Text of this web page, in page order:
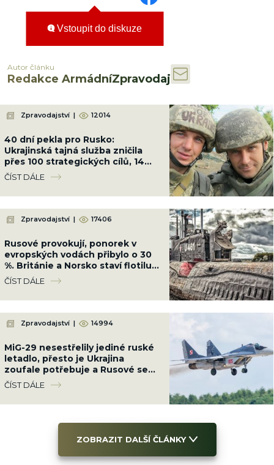
Vstoupit do diskuze
Autor článku
Redakce ArmádníZpravodaj
Zpravodajství | 12014
40 dní pekla pro Rusko:
Ukrajinská tajná služba zničila
přes 100 strategických cílů, 14
rafinerií a vyřadila 5 000
okupantů
ČÍST DÁLE
Zpravodajství | 17406
Rusové provokují, ponorek v
evropských vodách přibylo o 30
%. Británie a Norsko staví flotilu
13 fregat, která je bude lovit
ČÍST DÁLE
Zpravodajství | 14994
MiG-29 nesestřelily jediné ruské
letadlo, přesto je Ukrajina
zoufale potřebuje a Rusové se
bojí. Polsko jí pošle své poslední
ČÍST DÁLE
ZOBRAZIT DALŠÍ ČLÁNKY